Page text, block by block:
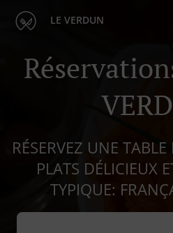
LE VERDUN
RÉSERVEZ UNE
PLATS DÉLICIEUX
TYPIQUE: